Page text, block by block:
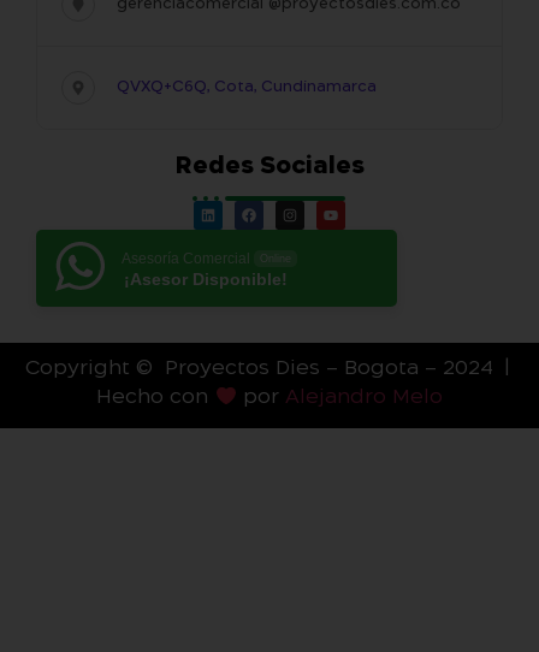
gerenciacomercial @proyectosdies.com.co
QVXQ+C6Q, Cota, Cundinamarca
Redes Sociales
Asesoría Comercial
¡Asesor Disponible!
Copyright © Proyectos Dies – Bogota – 2024 |
Hecho con
por Alejandro Melo